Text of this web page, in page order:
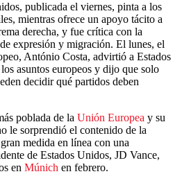
publicada el viernes, pinta a los
mientras ofrece un apoyo tácito a
derecha, y fue crítica con la
expresión y migración. El lunes, el
António Costa, advirtió a Estados
asuntos europeos y dijo que solo
decidir qué partidos deben
poblada de la Unión Europea y su
le sorprendió el contenido de la
medida en línea con una
de Estados Unidos, JD Vance,
en Múnich en febrero.